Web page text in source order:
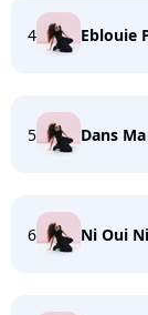
4 Eblouie
5 Dans
6 Ni Oui